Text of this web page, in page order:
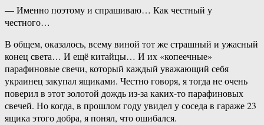
— Именно поэтому и спрашиваю… Как честный у
честного…
В общем, оказалось, всему виной тот же страшный и ужасный
конец света… И ещё китайцы… И их «копеечные»
парафиновые свечи, который каждый уважающий себя
украинец закупал ящиками. Честно говоря, я тогда не очень
поверил в этот золотой дождь из-за каких-то парафиновых
свечей. Но когда, в прошлом году увидел у соседа в гараже 23
ящика этого добра, я понял, что ошибался.